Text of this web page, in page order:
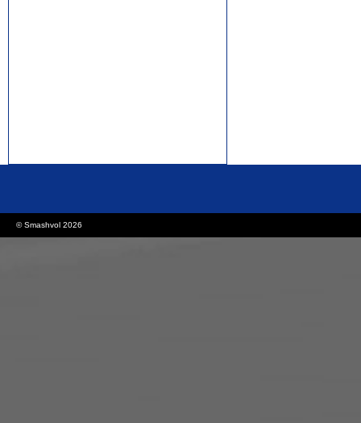
© Smashvol 2026